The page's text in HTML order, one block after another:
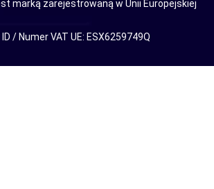
marką zarejestrowaną w Unii Europejskiej
ID / Numer VAT UE: ESX6259749Q